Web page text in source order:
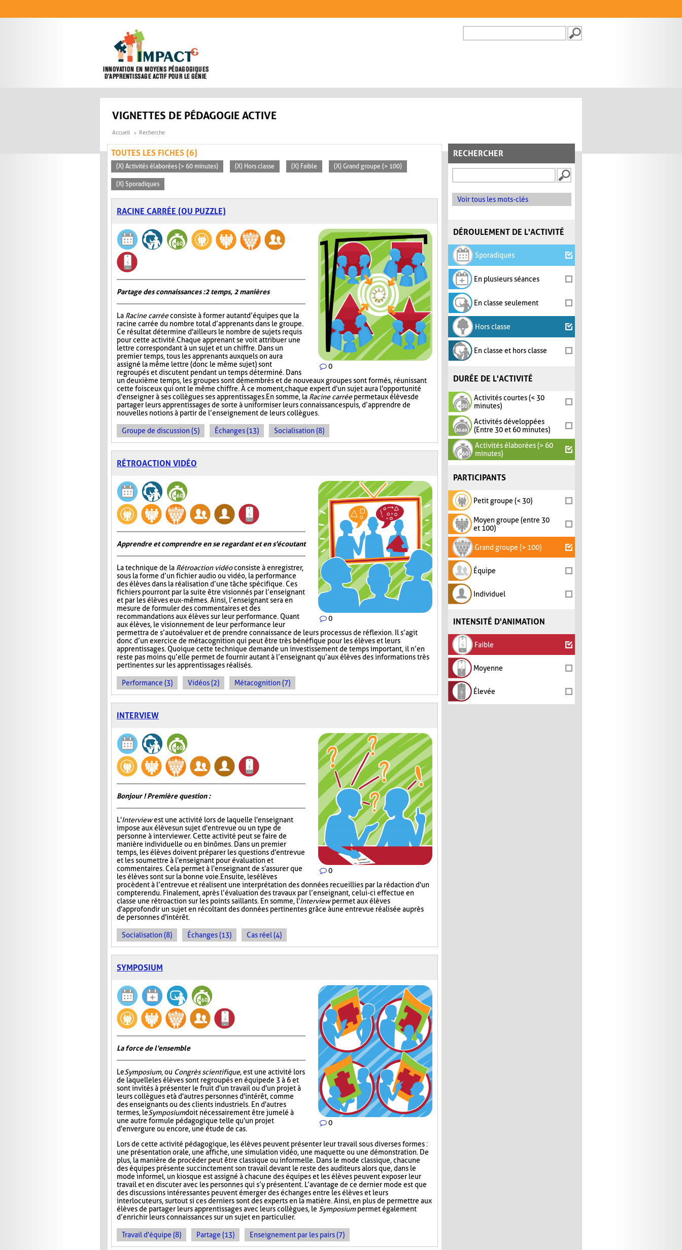
FORMULAIRE DE
VIGNETTES DE PÉDAGOGIE ACTIVE
Accueil Recherche
RECHERCHER
Voir tous les mots-clés
DÉROULEMENT DE L'ACTIVITÉ
Sporadiques
En plusieurs séances
En classe seulement
Hors classe
En classe et hors classe
DURÉE DE L'ACTIVITÉ
Activités courtes (< 30
minutes)
Activités développées
(Entre 30 et 60 minutes)
Activités élaborées (> 60
minutes)
PARTICIPANTS
Petit groupe (< 30)
Moyen groupe (entre 30
et 100)
Grand groupe (> 100)
Équipe
Individuel
INTENSITÉ D'ANIMATION
Faible
Moyenne
Élevée
TOUTES LES FICHES (6)
(X) Activités élaborées (> 60 minutes) (X) Hors classe (X) Faible (X) Grand groupe (> 100)
(X) Sporadiques
RACINE CARRÉE (OU PUZZLE)
0
Partage des connaissances : 2 temps, 2 manières
La Racine carréeconsiste à former autant d’équipes que la
racine carrée du nombre total d’apprenants dans le groupe.
Ce résultat détermine d'ailleurs le nombre de sujets requis
pour cette activité. Chaque apprenant se voit attribuer une
lettre correspondant à un sujet et un chiffre. Dans un
premier temps, tous les apprenants auxquels on aura
assigné la même lettre (donc le même sujet) sont
regroupés et discutent pendant un temps déterminé. Dans
un deuxième temps, les groupes sont démembrés et de nouveaux groupes sont formés, réunissant
cette fois ceux qui ont le même chiffre. À ce moment, chaque expert d'un sujet aura l'opportunité
d'enseigner à ses collègues ses apprentissages. En somme, la Racine carréepermet aux élèves de
partager leurs apprentissages de sorte à uniformiser leurs connaissances puis, d’apprendre de
nouvelles notions à partir de l’enseignement de leurs collègues.
Groupe de discussion (5) Échanges (13) Socialisation (8)
RÉTROACTION VIDÉO
0
Apprendre et comprendre en se regardant et en s'écoutant
La technique de la Rétroaction vidéoconsiste à enregistrer,
sous la forme d’un fichier audio ou vidéo, la performance
des élèves dans la réalisation d’une tâche spécifique. Ces
fichiers pourront par la suite être visionnés par l’enseignant
et par les élèves eux-mêmes. Ainsi, l’enseignant sera en
mesure de formuler des commentaires et des
recommandations aux élèves sur leur performance. Quant
aux élèves, le visionnement de leur performance leur
permettra de s’autoévaluer et de prendre connaissance de leurs processus de réflexion. Il s’agit
donc d’un exercice de métacognition qui peut être très bénéfique pour les élèves et leurs
apprentissages. Quoique cette technique demande un investissement de temps important, il n’en
reste pas moins qu’elle permet de fournir autant à l’enseignant qu’aux élèves des informations très
pertinentes sur les apprentissages réalisés.
Performance (3) Vidéos (2) Métacognition (7)
INTERVIEW
0
Bonjour ! Première question :
L'Interviewest une activité lors de laquelle l'enseignant
impose aux élèves un sujet d'entrevue ou un type de
personne à interviewer. Cette activité peut se faire de
manière individuelle ou en binômes. Dans un premier
temps, les élèves doivent préparer les questions d'entrevue
et les soumettre à l'enseignant pour évaluation et
commentaires. Cela permet à l'enseignant de s'assurer que
les élèves sont sur la bonne voie. Ensuite, les élèves
procèdent à l’entrevue et réalisent une interprétation des données recueillies par la rédaction d'un
compte rendu. Finalement, après l’évaluation des travaux par l’enseignant, celui-ci effectue en
classe une rétroaction sur les points saillants. En somme, l'Interviewpermet aux élèves
d'approfondir un sujet en récoltant des données pertinentes grâce à une entrevue réalisée auprès
de personnes d'intérêt.
Socialisation (8) Échanges (13) Cas réel (4)
SYMPOSIUM
0
La force de l'ensemble
LeSymposium, ou Congrès scientifique, est une activité lors
de laquelle les élèves sont regroupés en équipe de 3 à 6 et
sont invités à présenter le fruit d'un travail ou d'un projet à
leurs collègues et à d'autres personnes d'intérêt, comme
des enseignants ou des clients industriels. En d'autres
termes, leSymposiumdoit nécessairement être jumelé à
une autre formule pédagogique telle qu'un projet
d'envergure ou encore, une étude de cas.
Lors de cette activité pédagogique, les élèves peuvent présenter leur travail sous diverses formes :
une présentation orale, une affiche, une simulation vidéo, une maquette ou une démonstration. De
plus, la manière de procéder peut être classique ou informelle. Dans le mode classique, chacune
des équipes présente succinctement son travail devant le reste des auditeurs alors que, dans le
mode informel, un kiosque est assigné à chacune des équipes et les élèves peuvent exposer leur
travail et en discuter avec les personnes qui s’y présentent. L’avantage de ce dernier mode est que
des discussions intéressantes peuvent émerger des échanges entre les élèves et leurs
interlocuteurs, surtout si ces derniers sont des experts en la matière. Ainsi, en plus de permettre aux
élèves de partager leurs apprentissages avec leurs collègues, le Symposiumpermet également
d’enrichir leurs connaissances sur un sujet en particulier.
Travail d'équipe (8) Partage (13) Enseignement par les pairs (7)